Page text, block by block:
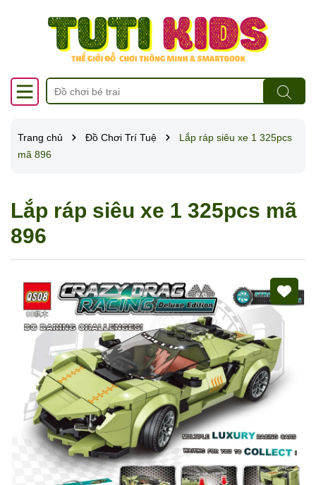
Trang chủ Đồ Chơi Trí Tuệ
Lắp ráp siêu xe 1 325pcs
mã 896
Lắp ráp siêu xe 1 325pcs mã
896
Mã giảm giá: